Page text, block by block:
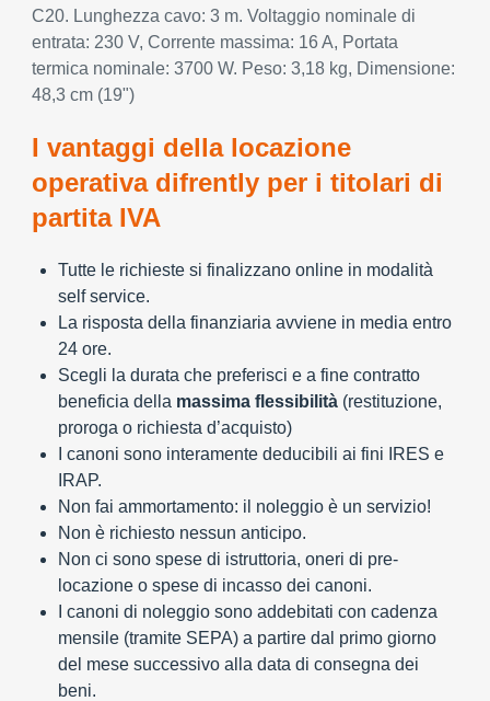
C20. Lunghezza cavo: 3 m. Voltaggio nominale di
entrata: 230 V, Corrente massima: 16 A, Portata
termica nominale: 3700 W. Peso: 3,18 kg, Dimensione:
48,3 cm (19")
I vantaggi della locazione
operativa difrently per i titolari di
partita IVA
Tutte le richieste si finalizzano online in modalità
self service.
La risposta della finanziaria avviene in media entro
24 ore.
Scegli la durata che preferisci e a fine contratto
beneficia della massima flessibilità (restituzione,
proroga o richiesta d’acquisto)
I canoni sono interamente deducibili ai fini IRES e
IRAP.
Non fai ammortamento: il noleggio è un servizio!
Non è richiesto nessun anticipo.
Non ci sono spese di istruttoria, oneri di pre-
locazione o spese di incasso dei canoni.
I canoni di noleggio sono addebitati con cadenza
mensile (tramite SEPA) a partire dal primo giorno
del mese successivo alla data di consegna dei
beni.